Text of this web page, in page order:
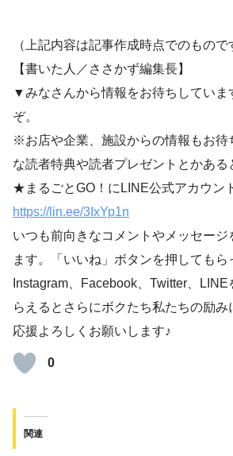
（上記内容は記事作成時点でのもので
【書いた人／ささかず編集長】
▼みなさんから情報をお待ちしていま
ぞ。
※お店や企業、施設からの情報もお待
な読者特典や読者プレゼントとかある
★まるごとGO！にLINE公式アカウン
https://lin.ee/3IxYp1n
いつも前向きなコメントやメッセージ
ます。「いいね」ボタンを押してもら
Instagram、Facebook、Twitter、
らえるとさらにボクたち私たちの励み
応援よろしくお願いします♪
0
関連